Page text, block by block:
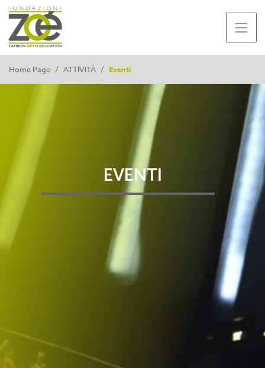
Home Page / ATTIVITÀ / Eventi
EVENTI